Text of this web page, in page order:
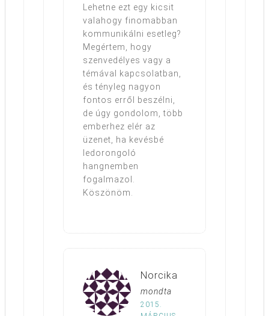
Lehetne ezt egy kicsit
valahogy finomabban
kommunikálni esetleg?
Megértem, hogy
szenvedélyes vagy a
témával kapcsolatban,
és tényleg nagyon
fontos erről beszélni,
de úgy gondolom, több
emberhez elér az
üzenet, ha kevésbé
ledorongoló
hangnemben
fogalmazol.
Köszönöm.
Norcika
mondta
2015.